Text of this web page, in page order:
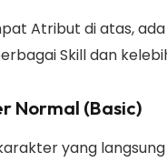
Atribut di atas,
Skill dan
Normal (Basic)
yang